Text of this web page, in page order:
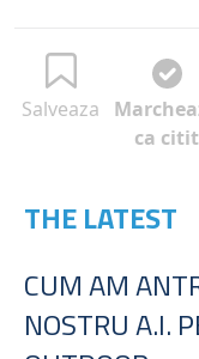
Salveaza
ca citit
THE LATEST
CUM AM
NOSTRU A.I.